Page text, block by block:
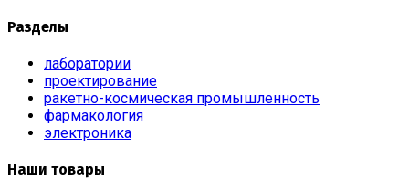
Разделы
лаборатории
проектирование
ракетно-космическая промышленность
фармакология
электроника
Наши товары